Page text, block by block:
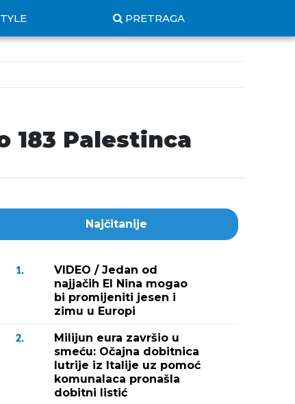
PRETRAGA
183 Palestinca
Najčitanije
1.
VIDEO / Jedan od
najjačih El Nina mogao
bi promijeniti jesen i
zimu u Europi
2.
Milijun eura završio u
smeću: Očajna dobitnica
lutrije iz Italije uz pomoć
komunalaca pronašla
dobitni listić